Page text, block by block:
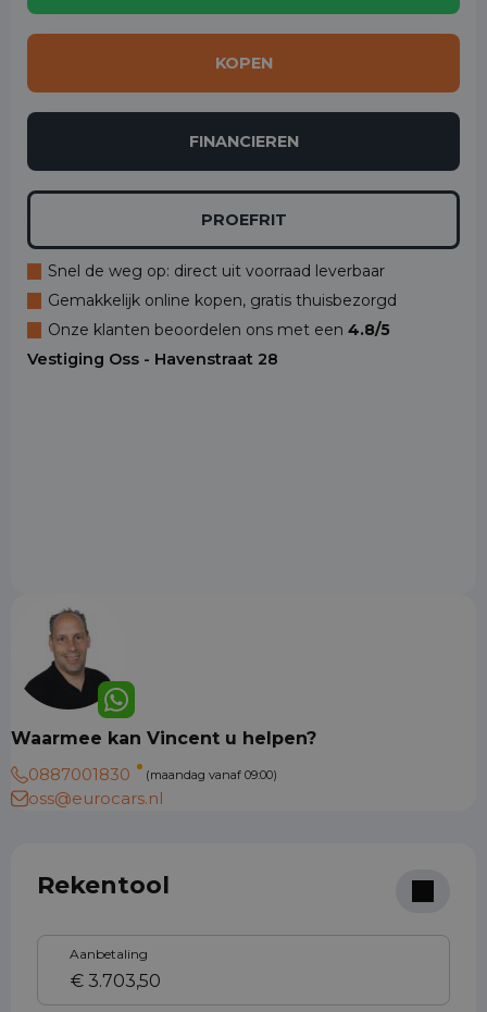
KOPEN
FINANCIEREN
PROEFRIT
Snel de weg op: direct uit voorraad leverbaar
Gemakkelijk online kopen, gratis thuisbezorgd
Onze klanten beoordelen ons met een 4.8/5
Vestiging Oss - Havenstraat 28
Waarmee kan Vincent u helpen?
0887001830
(maandag vanaf 09:00)
oss@eurocars.nl
Rekentool
Aanbetaling